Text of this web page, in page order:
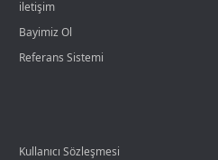
iletişim
Bayimiz Ol
Referans Sistemi
Kullanıcı Sözleşmesi